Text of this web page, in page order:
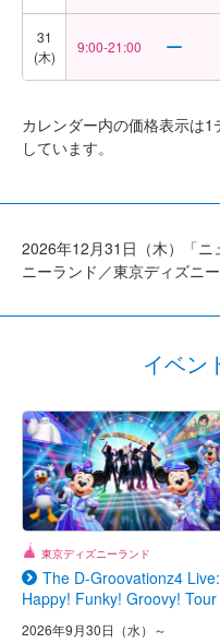
31
(木)
9:00-21:00
カレンダー内の価格表示は
しています。
2026年12月31日（木）「
ニーランド／東京ディズニ
イベン
東京ディズニーランド
The D-Groovationz4 Live:
Happy! Funky! Groovy! Tour
2026年9月30日（水）～